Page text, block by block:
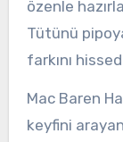
özenle
Tütünü
farkını
Mac Baren
keyfini